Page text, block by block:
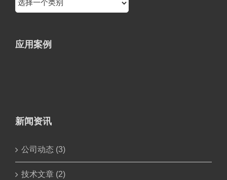
应用案例
新闻资讯
公司动态 (3)
技术文章 (2)